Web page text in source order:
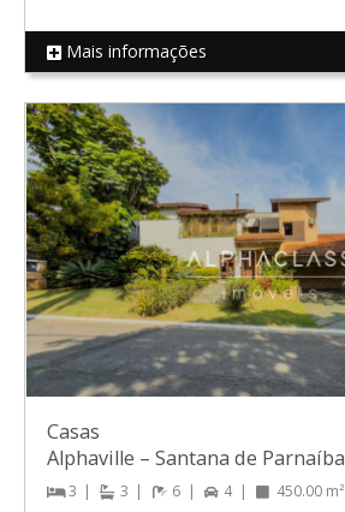
REF 19146
Mais informações
Casas
Alphaville – Santana de Parnaíba
3 3 6 4 450.00 m²